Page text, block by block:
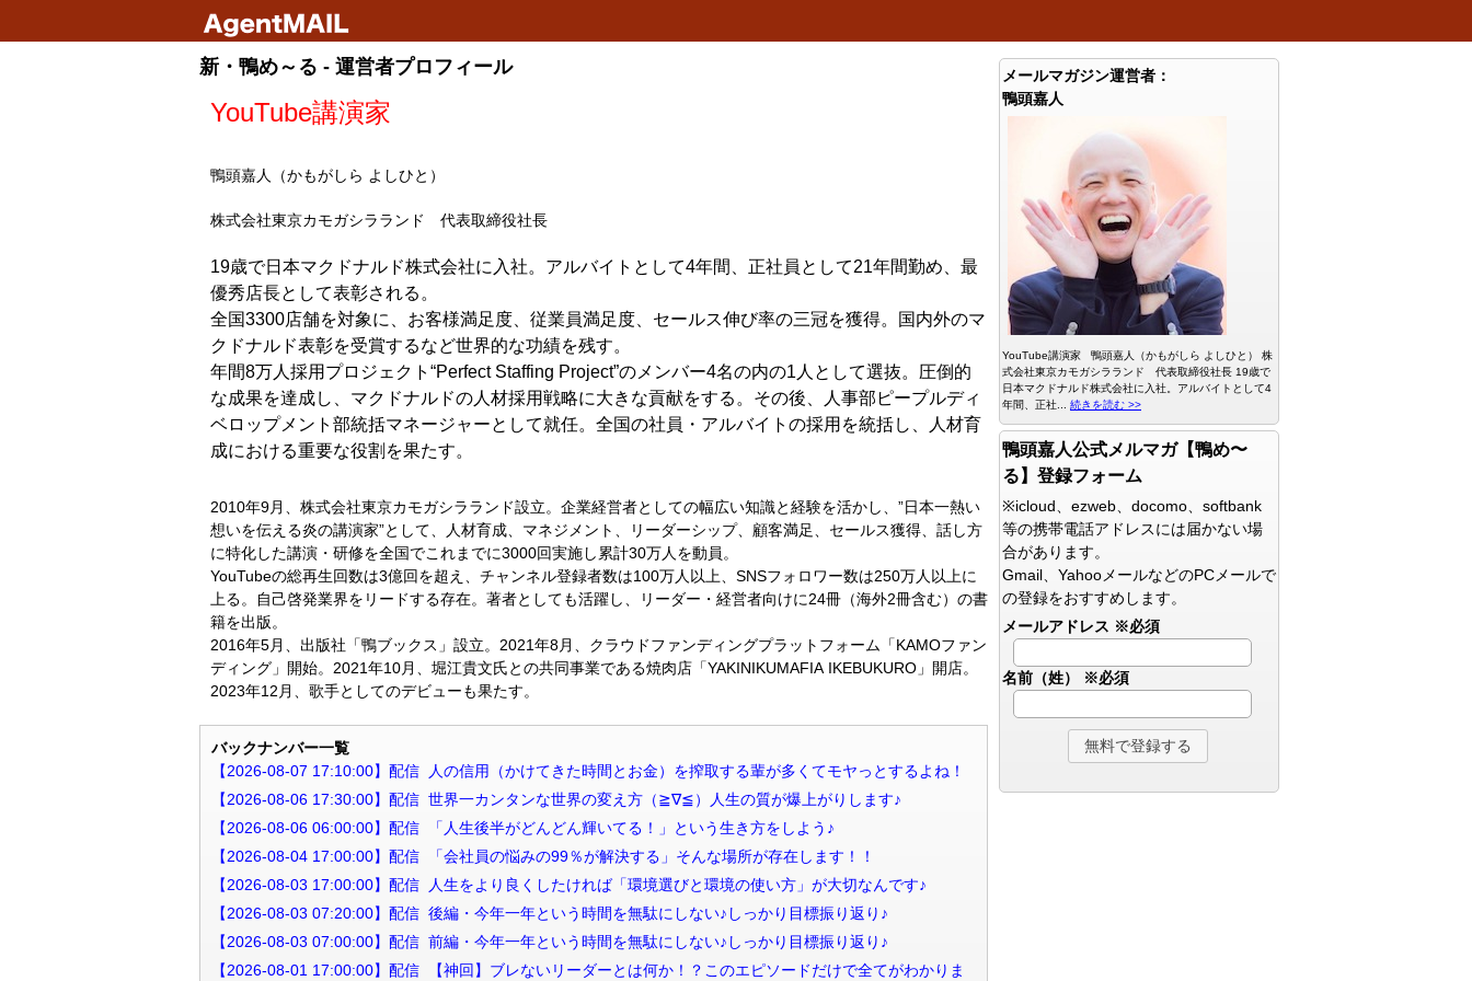
新・鴨め～る - 運営者プロフィール
YouTube講演家
鴨頭嘉人（かもがしら よしひと）
株式会社東京カモガシラランド 代表取締役社長
19歳で日本マクドナルド株式会社に入社。アルバイトとして4年間、正社員として21年間勤め、最
優秀店長として表彰される。
全国3300店舗を対象に、お客様満足度、従業員満足度、セールス伸び率の三冠を獲得。国内外のマ
クドナルド表彰を受賞するなど世界的な功績を残す。
年間8万人採用プロジェクト“Perfect Staffing Project”のメンバー4名の内の1人として選抜。圧倒的
な成果を達成し、マクドナルドの人材採用戦略に大きな貢献をする。その後、人事部ピープルディ
ベロップメント部統括マネージャーとして就任。全国の社員・アルバイトの採用を統括し、人材育
成における重要な役割を果たす。
2010年9月、株式会社東京カモガシラランド設立。企業経営者としての幅広い知識と経験を活かし、”日本一熱い
想いを伝える炎の講演家”として、人材育成、マネジメント、リーダーシップ、顧客満足、セールス獲得、話し方
に特化した講演・研修を全国でこれまでに3000回実施し累計30万人を動員。
YouTubeの総再生回数は3億回を超え、チャンネル登録者数は100万人以上、SNSフォロワー数は250万人以上に
上る。自己啓発業界をリードする存在。著者としても活躍し、リーダー・経営者向けに24冊（海外2冊含む）の書
籍を出版。
2016年5月、出版社「鴨ブックス」設立。2021年8月、クラウドファンディングプラットフォーム「KAMOファン
ディング」開始。2021年10月、堀江貴文氏との共同事業である焼肉店「YAKINIKUMAFIA IKEBUKURO」開店。
2023年12月、歌手としてのデビューも果たす。
バックナンバー一覧
【2026-08-07 17:10:00】配信 人の信用（かけてきた時間とお金）を搾取する輩が多くてモヤっとするよね！
【2026-08-06 17:30:00】配信 世界一カンタンな世界の変え方（≧∇≦）人生の質が爆上がりします♪
【2026-08-06 06:00:00】配信 「人生後半がどんどん輝いてる！」という生き方をしよう♪
【2026-08-04 17:00:00】配信 「会社員の悩みの99％が解決する」そんな場所が存在します！！
【2026-08-03 17:00:00】配信 人生をより良くしたければ「環境選びと環境の使い方」が大切なんです♪
【2026-08-03 07:20:00】配信 後編・今年一年という時間を無駄にしない♪しっかり目標振り返り♪
【2026-08-03 07:00:00】配信 前編・今年一年という時間を無駄にしない♪しっかり目標振り返り♪
【2026-08-01 17:00:00】配信 【神回】ブレないリーダーとは何か！？このエピソードだけで全てがわかりま
メールマガジン運営者：
鴨頭嘉人
YouTube講演家 鴨頭嘉人（かもがしら よしひと） 株
式会社東京カモガシラランド 代表取締役社長 19歳で
日本マクドナルド株式会社に入社。アルバイトとして4
年間、正社... 続きを読む >>
鴨頭嘉人公式メルマガ【鴨め〜
る】登録フォーム
※icloud、ezweb、docomo、softbank
等の携帯電話アドレスには届かない場
合があります。
Gmail、YahooメールなどのPCメールで
の登録をおすすめします。
メールアドレス ※必須
名前（姓） ※必須